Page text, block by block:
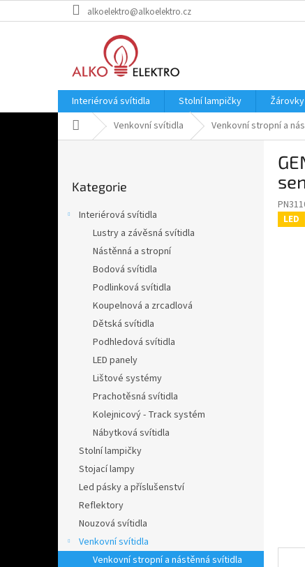
na
alkoelektro@alkoelektro.cz
Interiérová svítidla Stolní lampičky Žárovky
Domů Venkovní svítidla Venkovní stropní a
kategorie
Kategorie
Interiérová svítidla
Lustry a závěsná svítidla
Nástěnná a stropní
Bodová svítidla
Podlinková svítidla
Koupelnová a zrcadlová
Dětská svítidla
Podhledová svítidla
LED panely
Lištové systémy
Prachotěsná svítidla
Kolejnicový - Track systém
Nábytková svítidla
Stolní lampičky
Stojací lampy
Led pásky a příslušenství
Reflektory
Nouzová svítidla
Venkovní svítidla
Venkovní stropní a nástěnná svítidla
LED